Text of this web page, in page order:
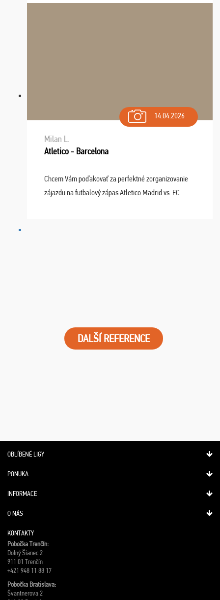
14.04.2026
Milan L.
Atletico - Barcelona
Chcem Vám poďakovať za perfektné zorganizovanie
zájazdu na futbalový zápas Atletico Madrid vs. FC
DALŠÍ REFERENCE
OBLÍBENÉ LIGY
PONUKA
INFORMACE
O NÁS
KONTAKTY
Pobočka Trenčín:
Dolný Šianec 2
911 01 Trenčín
+421 948 11 88 17
Pobočka Bratislava:
Švantnerova 2